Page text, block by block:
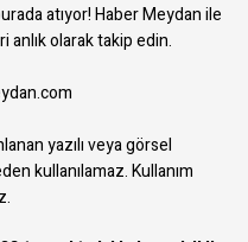
atıyor! Haber Meydan ile
olarak takip edin.
yazılı veya görsel
kullanılamaz.Kullanım